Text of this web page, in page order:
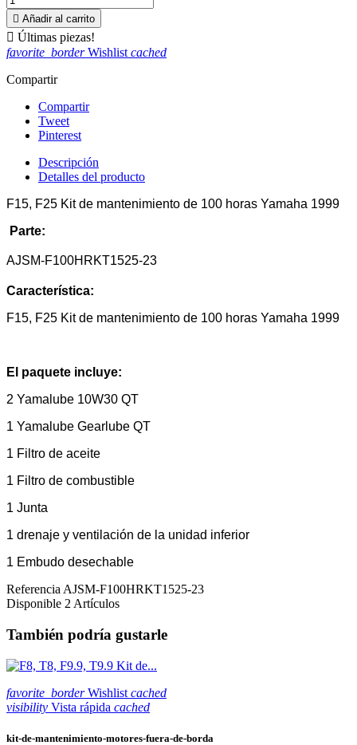
 Añadir al carrito
 Últimas piezas!
favorite_border Wishlist cached
Compartir
Compartir
Tweet
Pinterest
Descripción
Detalles del producto
F15, F25 Kit de mantenimiento de 100 horas Yamaha 1999
Parte:
AJSM-F100HRKT1525-23
Característica:
F15, F25 Kit de mantenimiento de 100 horas Yamaha 1999
El paquete incluye:
2 Yamalube 10W30 QT
1 Yamalube Gearlube QT
1 Filtro de aceite
1 Filtro de combustible
1 Junta
1 drenaje y ventilación de la unidad inferior
1 Embudo desechable
Referencia AJSM-F100HRKT1525-23
Disponible 2 Artículos
También podría gustarle
favorite_border Wishlist cached
visibility Vista rápida cached
kit-de-mantenimiento-motores-fuera-de-borda